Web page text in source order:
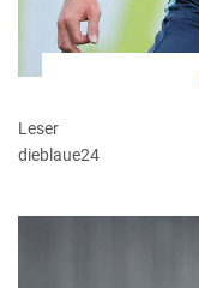
Leser
dieblaue24